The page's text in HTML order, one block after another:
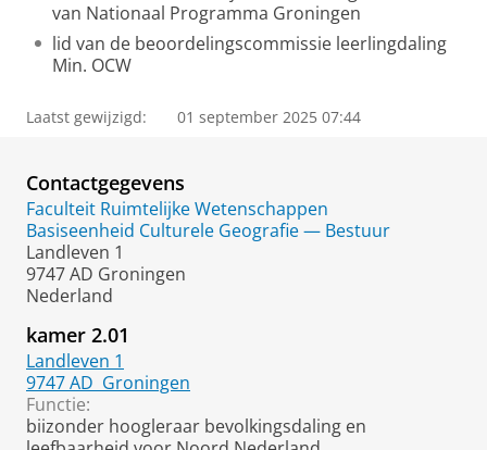
van Nationaal Programma Groningen
lid van de beoordelingscommissie leerlingdaling
Min. OCW
Laatst gewijzigd: 01 september 2025 07:44
Contactgegevens
Faculteit Ruimtelijke Wetenschappen
Basiseenheid Culturele Geografie — Bestuur
Landleven 1
9747 AD Groningen
Nederland
kamer 2.01
Landleven 1
9747 AD Groningen
Functie:
biizonder hoogleraar bevolkingsdaling en